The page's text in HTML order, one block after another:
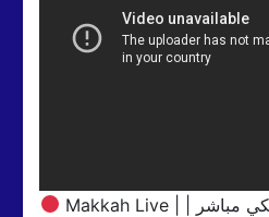
Makkah Live | مكة مباشر | الحرم المكي مباشر |